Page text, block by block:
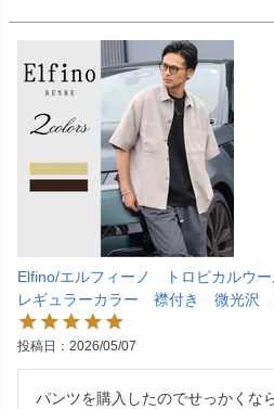
Elfino/エルフィーノ トロピカルウ
レギュラーカラー 襟付き 微光
投稿日 2026/05/07
パンツを購入したのでせっかくな